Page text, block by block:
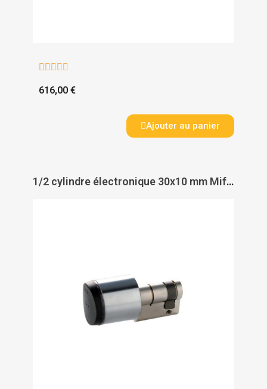
    
616,00 €
Ajouter au panier
1/2 cylindre électronique 30x10 mm Mifare Geo IP66 - PAS DE MARQUE